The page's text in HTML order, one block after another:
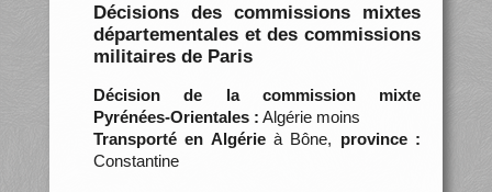
Décisions des commissions mixtes
départementales et des commissions
militaires de Paris
Décision de la commission mixte
Pyrénées-Orientales : Algérie moins
Transporté en Algérieà Bône, province :
Constantine